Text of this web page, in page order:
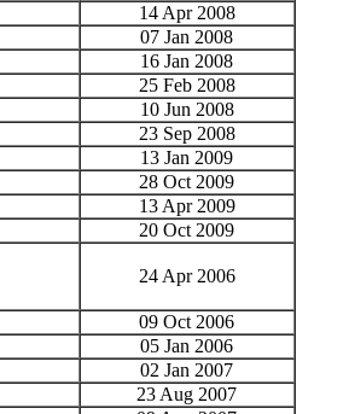
14 Apr 2008
07 Jan 2008
16 Jan 2008
25 Feb 2008
10 Jun 2008
23 Sep 2008
13 Jan 2009
28 Oct 2009
13 Apr 2009
20 Oct 2009
24 Apr 2006
09 Oct 2006
05 Jan 2006
02 Jan 2007
23 Aug 2007